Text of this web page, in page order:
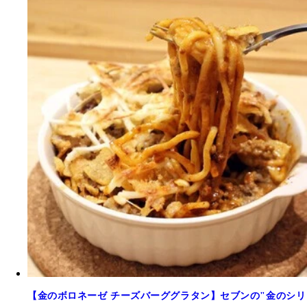
【金のボロネーゼ チーズバーググラタン】セブンの"金のシリ